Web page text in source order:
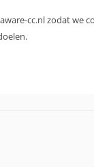
cc.nl zodat we